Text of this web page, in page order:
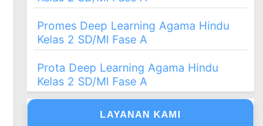
Promes Deep Learning Agama Hindu
Kelas 2 SD/MI Fase A
Prota Deep Learning Agama Hindu
Kelas 2 SD/MI Fase A
LAYANAN KAMI